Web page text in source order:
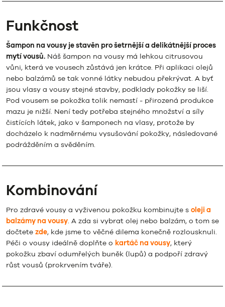
Funkčnost
Šampon na vousy je stavěn pro šetrnější a delikátnější proces
mytí vousů. Náš šampon na vousy má lehkou citrusovou
vůni, která ve vousech zůstává jen krátce. Při aplikaci olejů
nebo balzámů se tak vonné látky nebudou překrývat. A byť
jsou vlasy a vousy stejné stavby, podklady pokožky se liší.
Pod vousem se pokožka tolik nemastí - přirozená produkce
mazu je nižší. Není tedy potřeba stejného množství a síly
čistících látek, jako v šamponech na vlasy, protože by
docházelo k nadměrnému vysušování pokožky, následované
podrážděním a svěděním.
Kombinování
Pro zdravé vousy a vyživenou pokožku kombinujte s oleji a
balzámy na vousy. A zda si vybrat olej nebo balzám, o tom se
dočtete zde, kde jsme to věčné dilema konečně rozlousknuli.
Péči o vousy ideálně doplňte o kartáč na vousy, který
pokožku zbaví odumřelých buněk (lupů) a podpoří zdravý
růst vousů (prokrvením tváře).